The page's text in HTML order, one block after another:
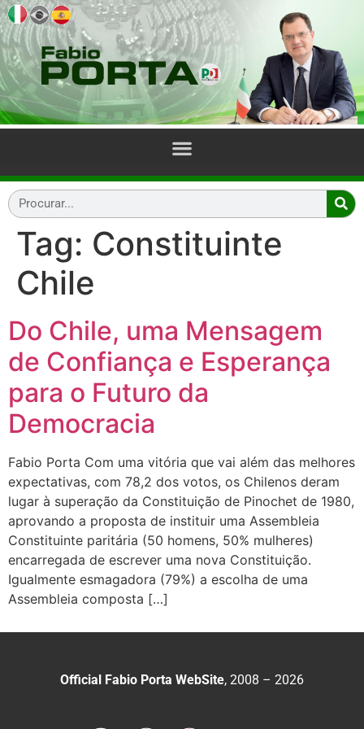
Tag: Constituinte
Chile
Do Chile, uma Mensagem
de Confiança e Esperança
para o Futuro da
Democracia
Fabio Porta Com uma vitória que vai além das melhores
expectativas, com 78,2 dos votos, os Chilenos deram
lugar à superação da Constituição de Pinochet de 1980,
aprovando a proposta de instituir uma Assembleia
Constituinte paritária (50 homens, 50% mulheres)
encarregada de escrever uma nova Constituição.
Igualmente esmagadora (79%) a escolha de uma
Assembleia composta […]
Official Fabio Porta WebSite, 2008 – 2026